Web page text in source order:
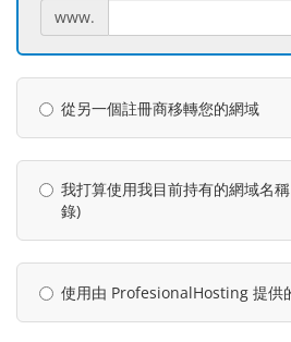
www.
從另一個註冊商移轉您的網域
我打算使用我目前持有的網域名
錄)
使用由 ProfesionalHosting 提供